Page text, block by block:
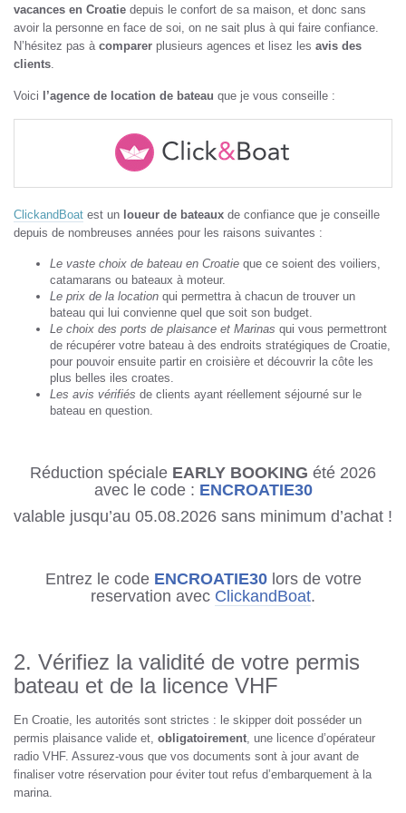
vacances en Croatie depuis le confort de sa maison, et donc sans
avoir la personne en face de soi, on ne sait plus à qui faire confiance.
N’hésitez pas à comparer plusieurs agences et lisez les avis des
clients
Voici l’agence de location de bateau que je vous conseille :
ClickandBoat est un loueur de bateaux de confiance que je conseille
depuis de nombreuses années pour les raisons suivantes :
Le vaste choix de bateau en Croatie que ce soient des voiliers,
catamarans ou bateaux à moteur.
Le prix de la location qui permettra à chacun de trouver un
bateau qui lui convienne quel que soit son budget.
Le choix des ports de plaisance et Marinas qui vous permettront
de récupérer votre bateau à des endroits stratégiques de Croatie,
pour pouvoir ensuite partir en croisière et découvrir la côte les
plus belles iles croates.
Les avis vérifiés de clients ayant réellement séjourné sur le
bateau en question.
Réduction spéciale EARLY BOOKING été 2026
avec le code : ENCROATIE30
valable jusqu’au 05.08.2026 sans minimum d’achat !
Entrez le code ENCROATIE30lors de votre
reservation avec ClickandBoat.
2. Vérifiez la validité de votre permis
bateau et de la licence VHF
En Croatie, les autorités sont strictes : le skipper doit posséder un
permis plaisance valide et, obligatoirement , une licence d’opérateur
radio VHF. Assurez-vous que vos documents sont à jour avant de
finaliser votre réservation pour éviter tout refus d’embarquement à la
marina.